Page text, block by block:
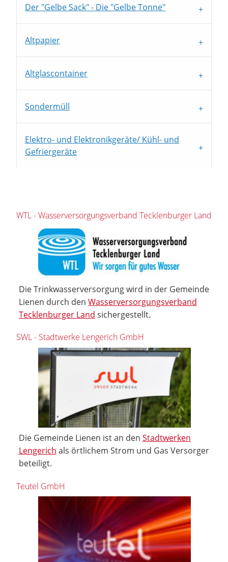
Der "Gelbe Sack" - Die "Gelbe Tonne"
Altpapier
Altglascontainer
Sondermüll
Elektro- und Elektronikgeräte/ Kühl- und
Gefriergeräte
WTL - Wasserversorgungsverband Tecklenburger Land
Die Trinkwasserversorgung wird in der Gemeinde
Lienen durch den Wasserversorgungsverband
Tecklenburger Land sichergestellt.
SWL - Stadtwerke Lengerich GmbH
Die Gemeinde Lienen ist an den Stadtwerken
Lengerich als örtlichem Strom und Gas Versorger
beteiligt.
Teutel GmbH